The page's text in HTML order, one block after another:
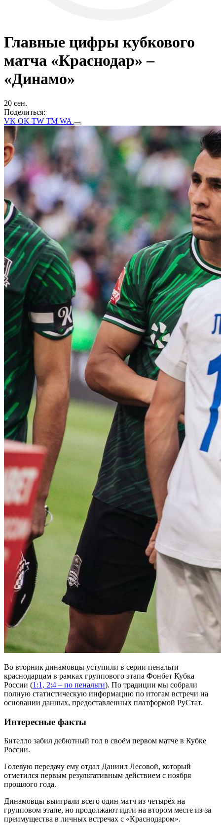
Главные цифры кубкового
матча «Краснодар» –
«Динамо»
20 сен.
Поделиться:
VK OK TW TM WA
Во вторник динамовцы уступили в серии пенальти
краснодарцам в рамках группового этапа Фонбет Кубка
России (1:1, 2:4 – по пенальти). По традиции мы собрали
полную статистическую информацию по итогам встречи на
основании данных, предоставленных платформой РуСтат.
Интересные факты
Бителло забил дебютный гол в своём первом матче в Кубке
России.
Голевую передачу ему отдал Даниил Лесовой, который
отметился первым результативным действием с ноября
прошлого года.
Динамовцы выиграли всего один матч из четырёх на
групповом этапе, но продолжают идти на втором месте из-за
преимущества в личных встречах с «Краснодаром».